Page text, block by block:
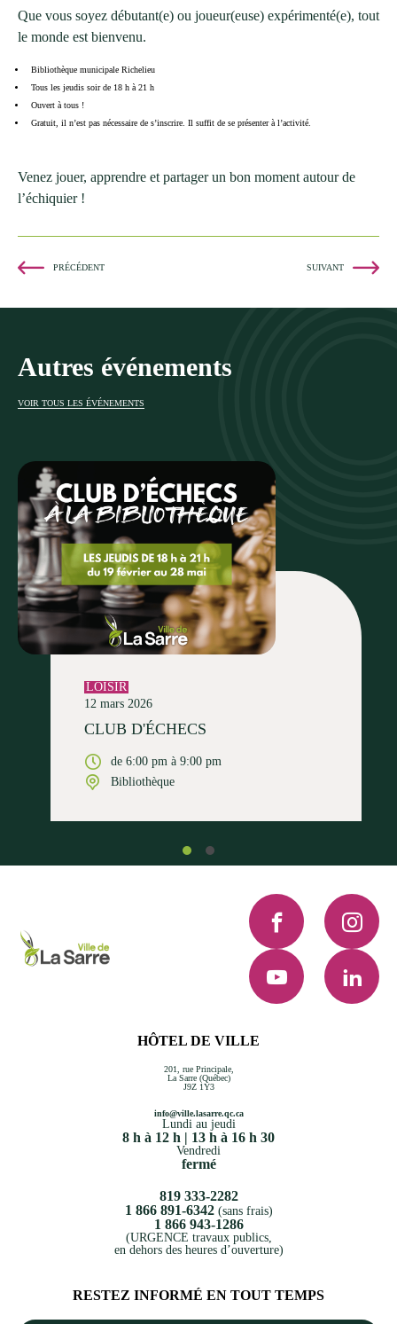
Que vous soyez débutant(e) ou joueur(euse) expérimenté(e), tout
le monde est bienvenu.
Bibliothèque municipale Richelieu
Tous les jeudis soir de 18 h à 21 h
Ouvert à tous !
Gratuit, il n’est pas nécessaire de s’inscrire. Il suffit de se présenter à l’activité.
Venez jouer, apprendre et partager un bon moment autour de
l’échiquier !
PRÉCÉDENT SUIVANT
Autres événements
VOIR TOUS LES ÉVÉNEMENTS
LOISIR
12 mars 2026
CLUB D'ÉCHECS
de 6:00 pm à 9:00 pm
Bibliothèque
HÔTEL DE VILLE
201, rue Principale,
La Sarre (Québec)
J9Z 1Y3
info@ville.lasarre.qc.ca
Lundi au jeudi
8 h à 12 h | 13 h à 16 h 30
Vendredi
fermé
819 333-2282
1 866 891-6342(sans frais)
1 866 943-1286
(URGENCE travaux publics,
en dehors des heures d’ouverture)
RESTEZ INFORMÉ EN TOUT TEMPS
Facebook
YouTube